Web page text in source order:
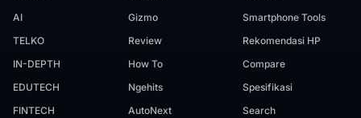
AI
TELKO
IN-DEPTH
EDUTECH
FINTECH
Gizmo
Review
How To
Ngehits
AutoNext
Smartphone Tools
Rekomendasi HP
Compare
Spesifikasi
Search